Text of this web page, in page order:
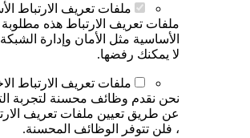
ملفات تعريف الارتباط
ملفات تعريف الارتباط هذه
الأساسية مثل الأمان وإدارة
لا يمكنك رفضها.
ملفات تعريف الارتباط
نحن نقدم وظائف محسنة لتجربة
عن طريق تعيين ملفات تعريف
، فلن تتوفر الوظائف المحسنة.